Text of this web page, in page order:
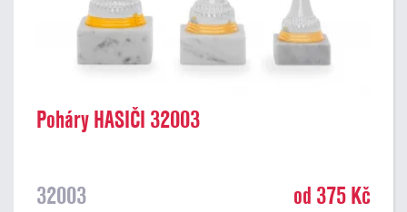
Poháry HASIČI 32003
32003 od 375 Kč